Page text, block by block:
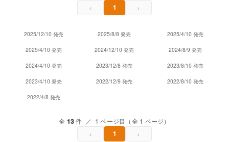
‹ 1 ›
2025/12/10 発売 2025/8/8 発売 2025/4/10 発売
2025/4/10 発売 2024/12/10 発売 2024/8/9 発売
2024/4/10 発売 2023/12/8 発売 2023/8/10 発売
2023/4/10 発売 2022/12/9 発売 2022/8/10 発売
2022/4/8 発売
全 13件 ／ 1 ページ目（全 1 ページ）
‹ 1 ›